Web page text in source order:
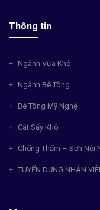
Thông tin
Ngành Vữa Khô
Ngành Bê Tông
Bê Tông Mỹ Nghệ
Cát Sấy Khô
Chống Thấm – Sơn Nội
TUYỂN DỤNG NHÂN